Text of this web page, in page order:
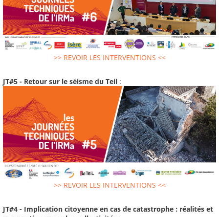
>> REVOIR LES INTERVENTIONS <<
JT#5 - Retour sur le séisme du Teil :
>> REVOIR LES INTERVENTIONS <<
JT#4 - Implication citoyenne en cas de catastrophe : réalités et